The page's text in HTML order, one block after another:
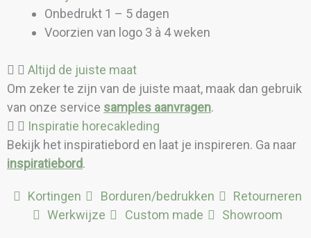
Onbedrukt 1 – 5 dagen
Voorzien van logo 3 à 4 weken
Altijd de juiste maat
Om zeker te zijn van de juiste maat, maak dan gebruik
van onze service samples aanvragen.
Inspiratie horecakleding
Bekijk het inspiratiebord en laat je inspireren. Ga naar
inspiratiebord.
Kortingen Borduren/bedrukken
Retourneren
Werkwijze
Custom made Showroom